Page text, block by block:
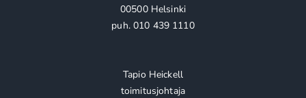
00500 Helsinki
puh. 010 439 1110
Tapio Heickell
toimitusjohtaja